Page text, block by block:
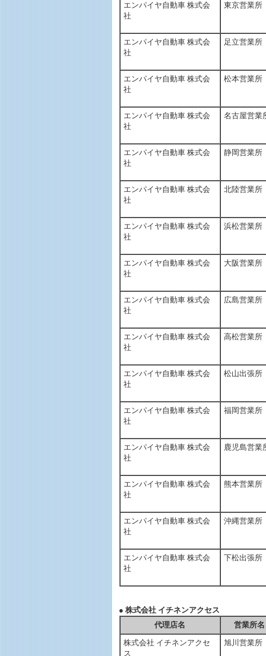
エンパイヤ自動車 株式会
社
東京営業所
エンパイヤ自動車 株式会
社
足立営業所
エンパイヤ自動車 株式会
社
松本営業所
エンパイヤ自動車 株式会
社
名古屋営業
エンパイヤ自動車 株式会
社
静岡営業所
エンパイヤ自動車 株式会
社
北陸営業所
エンパイヤ自動車 株式会
社
浜松営業所
エンパイヤ自動車 株式会
社
大阪営業所
エンパイヤ自動車 株式会
社
広島営業所
エンパイヤ自動車 株式会
社
高松営業所
エンパイヤ自動車 株式会
社
松山出張所
エンパイヤ自動車 株式会
社
福岡営業所
エンパイヤ自動車 株式会
社
鹿児島営業
エンパイヤ自動車 株式会
社
熊本営業所
エンパイヤ自動車 株式会
社
沖縄営業所
エンパイヤ自動車 株式会
社
下松出張所
● 株式会社 イチネンアクセス
代理店名
営業所名
株式会社 イチネンアクセ
ス
旭川営業所